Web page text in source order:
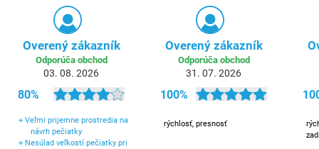
Overený zákazník
Odporúča obchod
03. 08. 2026
80%
+ Veľmi prijemne prostredia na
návrh pečiatky
+ Nesúlad veľkostí pečiatky pri
Overený zákazník
Odporúča obchod
31. 07. 2026
100%
rýchlosť, presnosť